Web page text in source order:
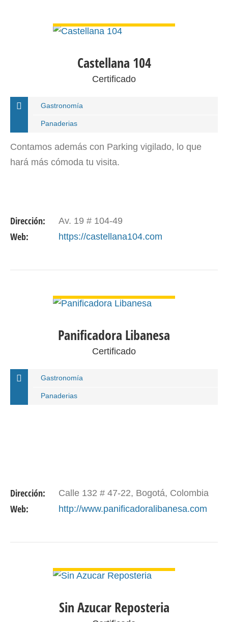
Castellana 104
Certificado
Gastronomía
Panaderias
Contamos además con Parking vigilado, lo que
hará más cómoda tu visita.
Dirección: Av. 19 # 104-49
Web: https://castellana104.com
Panificadora Libanesa
Certificado
Gastronomía
Panaderias
Dirección: Calle 132 # 47-22, Bogotá, Colombia
Web: http://www.panificadoralibanesa.com
Sin Azucar Reposteria